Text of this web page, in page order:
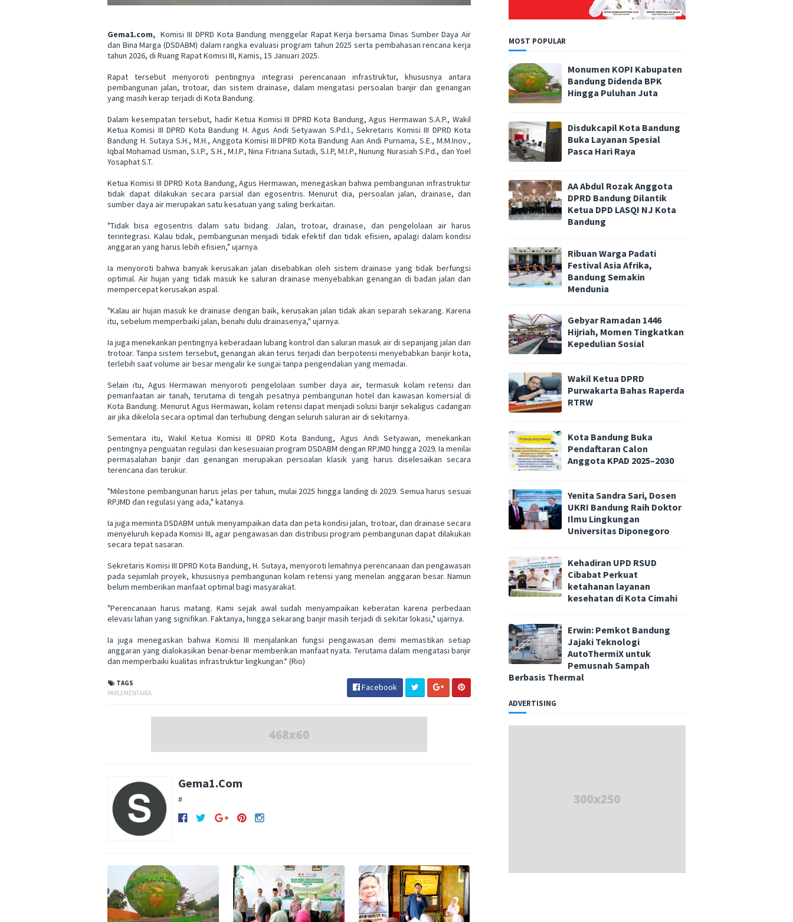
Gema1.com, Komisi III DPRD Kota Bandung menggelar Rapat Kerja bersama Dinas Sumber Daya Air
dan Bina Marga (DSDABM) dalam rangka evaluasi program tahun 2025 serta pembahasan rencana kerja
tahun 2026, di Ruang Rapat Komisi III, Kamis, 15 Januari 2025.
Rapat tersebut menyoroti pentingnya integrasi perencanaan infrastruktur, khususnya antara
pembangunan jalan, trotoar, dan sistem drainase, dalam mengatasi persoalan banjir dan genangan
yang masih kerap terjadi di Kota Bandung.
Dalam kesempatan tersebut, hadir Ketua Komisi III DPRD Kota Bandung, Agus Hermawan S.A.P., Wakil
Ketua Komisi III DPRD Kota Bandung H. Agus Andi Setyawan S.Pd.I., Sekretaris Komisi III DPRD Kota
Bandung H. Sutaya S.H., M.H., Anggota Komisi III DPRD Kota Bandung Aan Andi Purnama, S.E., M.M.Inov.,
Iqbal Mohamad Usman, S.I.P., S.H., M.I.P., Nina Fitriana Sutadi, S.I.P, M.I.P., Nunung Nurasiah S.Pd., dan Yoel
Yosaphat S.T.
Ketua Komisi III DPRD Kota Bandung, Agus Hermawan, menegaskan bahwa pembangunan infrastruktur
tidak dapat dilakukan secara parsial dan egosentris. Menurut dia, persoalan jalan, drainase, dan
sumber daya air merupakan satu kesatuan yang saling berkaitan.
"Tidak bisa egosentris dalam satu bidang. Jalan, trotoar, drainase, dan pengelolaan air harus
terintegrasi. Kalau tidak, pembangunan menjadi tidak efektif dan tidak efisien, apalagi dalam kondisi
anggaran yang harus lebih efisien," ujarnya.
Ia menyoroti bahwa banyak kerusakan jalan disebabkan oleh sistem drainase yang tidak berfungsi
optimal. Air hujan yang tidak masuk ke saluran drainase menyebabkan genangan di badan jalan dan
mempercepat kerusakan aspal.
"Kalau air hujan masuk ke drainase dengan baik, kerusakan jalan tidak akan separah sekarang. Karena
itu, sebelum memperbaiki jalan, benahi dulu drainasenya," ujarnya.
Ia juga menekankan pentingnya keberadaan lubang kontrol dan saluran masuk air di sepanjang jalan dan
trotoar. Tanpa sistem tersebut, genangan akan terus terjadi dan berpotensi menyebabkan banjir kota,
terlebih saat volume air besar mengalir ke sungai tanpa pengendalian yang memadai.
Selain itu, Agus Hermawan menyoroti pengelolaan sumber daya air, termasuk kolam retensi dan
pemanfaatan air tanah, terutama di tengah pesatnya pembangunan hotel dan kawasan komersial di
Kota Bandung. Menurut Agus Hermawan, kolam retensi dapat menjadi solusi banjir sekaligus cadangan
air jika dikelola secara optimal dan terhubung dengan seluruh saluran air di sekitarnya.
Sementara itu, Wakil Ketua Komisi III DPRD Kota Bandung, Agus Andi Setyawan, menekankan
pentingnya penguatan regulasi dan kesesuaian program DSDABM dengan RPJMD hingga 2029. Ia menilai
permasalahan banjir dan genangan merupakan persoalan klasik yang harus diselesaikan secara
terencana dan terukur.
"Milestone pembangunan harus jelas per tahun, mulai 2025 hingga landing di 2029. Semua harus sesuai
RPJMD dan regulasi yang ada," katanya.
Ia juga meminta DSDABM untuk menyampaikan data dan peta kondisi jalan, trotoar, dan drainase secara
menyeluruh kepada Komisi III, agar pengawasan dan distribusi program pembangunan dapat dilakukan
secara tepat sasaran.
Sekretaris Komisi III DPRD Kota Bandung, H. Sutaya, menyoroti lemahnya perencanaan dan pengawasan
pada sejumlah proyek, khususnya pembangunan kolam retensi yang menelan anggaran besar. Namun
belum memberikan manfaat optimal bagi masyarakat.
"Perencanaan harus matang. Kami sejak awal sudah menyampaikan keberatan karena perbedaan
elevasi lahan yang signifikan. Faktanya, hingga sekarang banjir masih terjadi di sekitar lokasi," ujarnya.
Ia juga menegaskan bahwa Komisi III menjalankan fungsi pengawasan demi memastikan setiap
anggaran yang dialokasikan benar-benar memberikan manfaat nyata. Terutama dalam mengatasi banjir
dan memperbaiki kualitas infrastruktur lingkungan.* (Rio)
TAGS
PARLEMENTARIA
Facebook
Gema1.Com
#
MOST POPULAR
Monumen KOPI Kabupaten
Bandung Didenda BPK
Hingga Puluhan Juta
Disdukcapil Kota Bandung
Buka Layanan Spesial
Pasca Hari Raya
AA Abdul Rozak Anggota
DPRD Bandung Dilantik
Ketua DPD LASQI NJ Kota
Bandung
Ribuan Warga Padati
Festival Asia Afrika,
Bandung Semakin
Mendunia
Gebyar Ramadan 1446
Hijriah, Momen Tingkatkan
Kepedulian Sosial
Wakil Ketua DPRD
Purwakarta Bahas Raperda
RTRW
Kota Bandung Buka
Pendaftaran Calon
Anggota KPAD 2025–2030
Yenita Sandra Sari, Dosen
UKRI Bandung Raih Doktor
Ilmu Lingkungan
Universitas Diponegoro
Kehadiran UPD RSUD
Cibabat Perkuat
ketahanan layanan
kesehatan di Kota Cimahi
Erwin: Pemkot Bandung
Jajaki Teknologi
AutoThermiX untuk
Pemusnah Sampah
Berbasis Thermal
ADVERTISING